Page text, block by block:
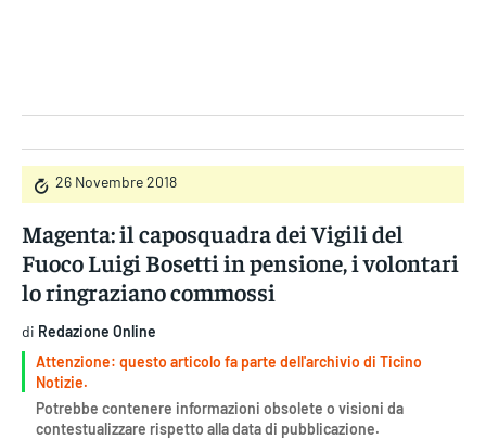
26 Novembre 2018
Magenta: il caposquadra dei Vigili del
Fuoco Luigi Bosetti in pensione, i volontari
lo ringraziano commossi
di Redazione Online
Attenzione: questo articolo fa parte dell'archivio di Ticino
Notizie.
Potrebbe contenere informazioni obsolete o visioni da
contestualizzare rispetto alla data di pubblicazione.